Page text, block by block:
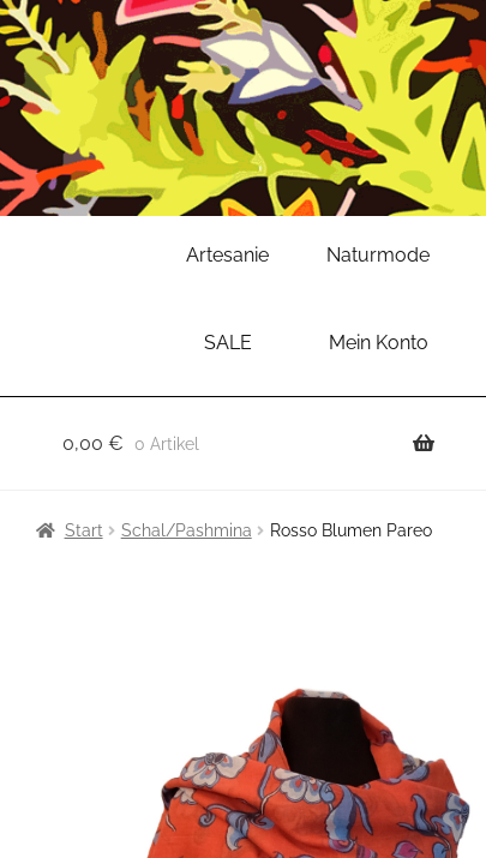
Artesanie Naturmode
SALE Mein Konto
0,00 € 0 Artikel
Start Schal/Pashmina Rosso Blumen Pareo